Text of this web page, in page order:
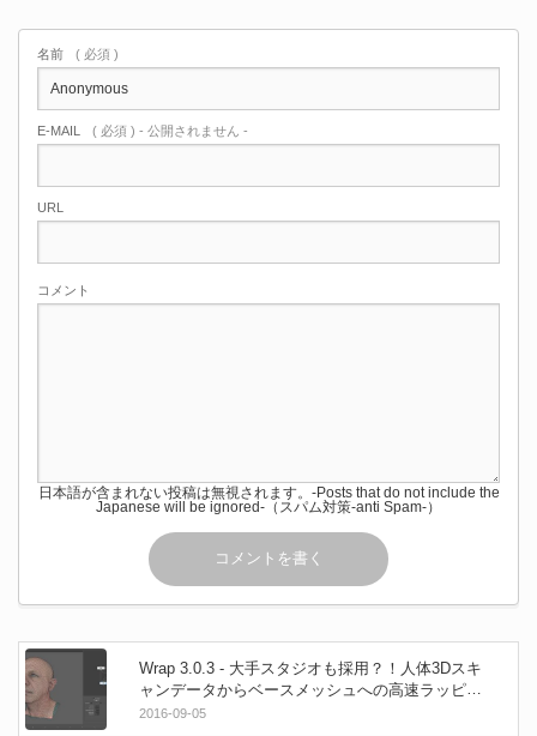
名前 ( 必須 )
E-MAIL ( 必須 ) - 公開されません -
URL
コメント
日本語が含まれない投稿は無視されます。-Posts that do not include the
Japanese will be ignored-（スパム対策-anti Spam-）
Wrap 3.0.3 - 大手スタジオも採用？！人体3Dスキ
ャンデータからベースメッシュへの高速ラッピン
グが可能なソフトウェア！
2016-09-05